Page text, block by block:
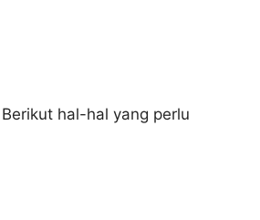
hal-hal yang perlu